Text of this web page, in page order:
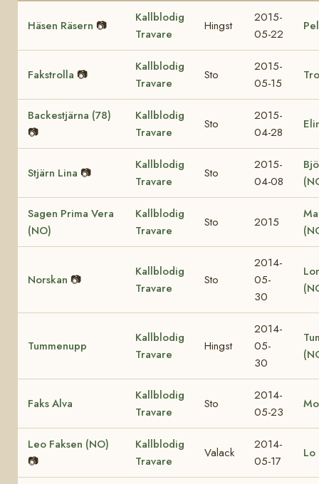
Häsen Räsern 📷
Kallblodig
Travare
Hingst
2015-
05-22
Fakstrolla 📷
Kallblodig
Travare
Sto
2015-
05-15
Backestjärna (78)
📷
Kallblodig
Travare
Sto
2015-
04-28
Stjärn Lina 📷
Kallblodig
Travare
Sto
2015-
04-08
Sagen Prima Vera
(NO)
Kallblodig
Travare
Sto 2015
Norskan 📷
Kallblodig
Travare
Sto
2014-
05-
30
Tummenupp
Kallblodig
Travare
Hingst
2014-
05-
30
Faks Alva
Kallblodig
Travare
Sto
2014-
05-23
Leo Faksen (NO)
📷
Kallblodig
Travare
Valack
2014-
05-17
Lo